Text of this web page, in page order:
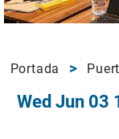
Portada
Wed Jun 03